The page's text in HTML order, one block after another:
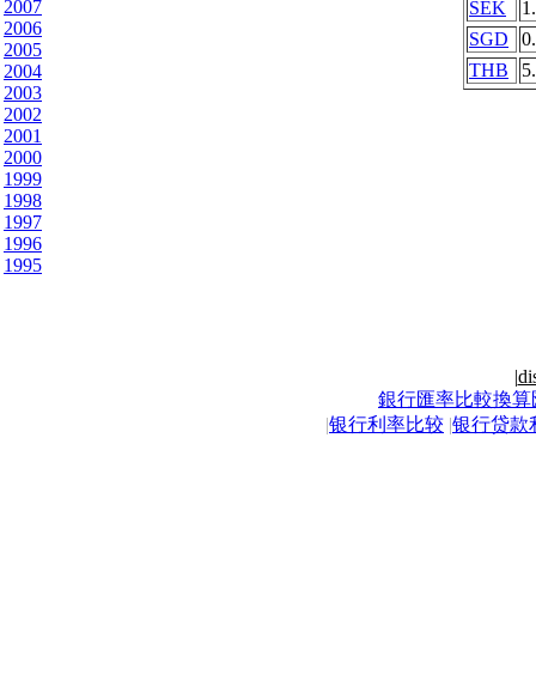
2007
2006
2005
2004
2003
2002
2001
2000
1999
1998
1997
1996
1995
SEK
SGD
THB
|
銀行匯率比較換算
|银行利率比较 |银行贷款